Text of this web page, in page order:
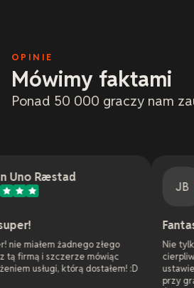
OPINIE
Mówimy faktami
Ponad 50 000 graczy nam
złego
mówiąc
dostałem! :D
Jason
Fantastyczna
Nie tylko szybko
cierpliwi i
ustawienia, żeby
przy graniu cross-